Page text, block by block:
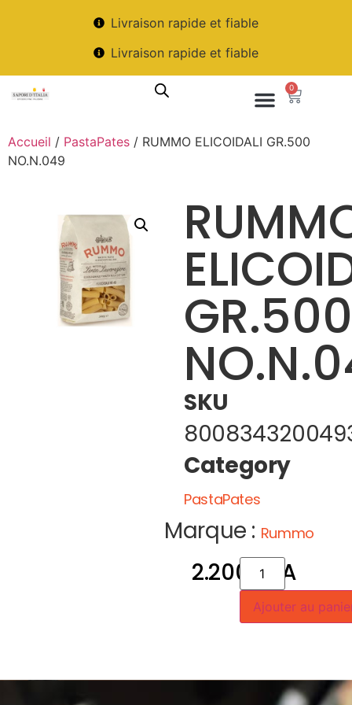
Livraison rapide et fiable
Livraison rapide et fiable
0
Accueil / PastaPates / RUMMO ELICOIDALI GR.500
NO.N.049
GR.500
SKU
Category
PastaPates
Marque : Rummo
2.200 CFA
Ajouter au